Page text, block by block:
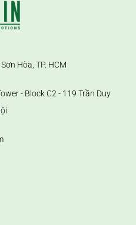
Hòa, TP. HCM
- Block C2 - 119 Trần Duy